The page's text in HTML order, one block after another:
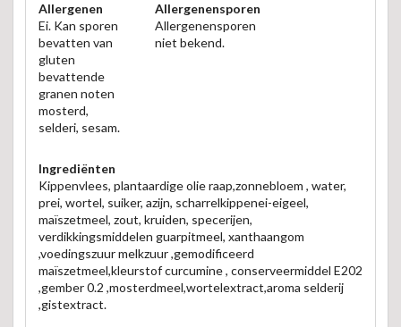
Allergenen
Ei. Kan sporen
bevatten van
gluten
bevattende
granen noten
mosterd,
selderi, sesam.
Allergenensporen
Allergenensporen
niet bekend.
Ingrediënten
Kippenvlees, plantaardige olie raap,zonnebloem , water,
prei, wortel, suiker, azijn, scharrelkippenei-eigeel,
maïszetmeel, zout, kruiden, specerijen,
verdikkingsmiddelen guarpitmeel, xanthaangom
,voedingszuur melkzuur ,gemodificeerd
maïszetmeel,kleurstof curcumine , conserveermiddel E202
,gember 0.2 ,mosterdmeel,wortelextract,aroma selderij
,gistextract.